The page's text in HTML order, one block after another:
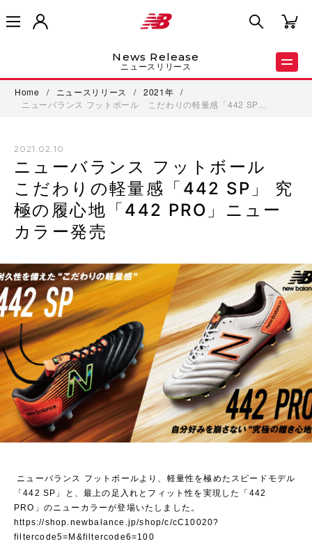
News Release
ニュースリリース
Home / ニュースリリース / 2021年
/
ニューバランス フットボール こだわりの軽量感「442 SP…
2021.02.10
ニューバランス フットボール
こだわりの軽量感「442 SP」 究
極の履心地「442 PRO」ニュー
カラー発売
ニューバランス フットボールより、軽量性を極めたスピードモデル
「442 SP」と、最上の足入れとフィット性を実現した「442
PRO」のニューカラーが登場いたしました。
https://shop.newbalance.jp/shop/c/cC10020?
filtercode5=M&filtercode6=100